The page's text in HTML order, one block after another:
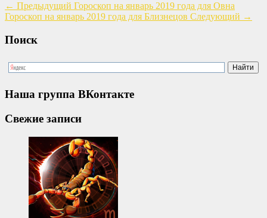
← Предыдущий Гороскоп на январь 2019 года для Овна
Гороскоп на январь 2019 года для Близнецов Следующий →
Поиск
Наша группа ВКонтакте
Свежие записи